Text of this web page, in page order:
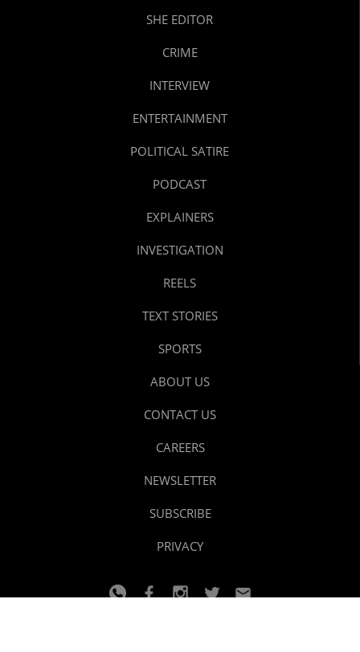
SHE EDITOR
CRIME
INTERVIEW
ENTERTAINMENT
POLITICAL SATIRE
PODCAST
EXPLAINERS
INVESTIGATION
REELS
TEXT STORIES
SPORTS
ABOUT US
CONTACT US
CAREERS
NEWSLETTER
SUBSCRIBE
PRIVACY